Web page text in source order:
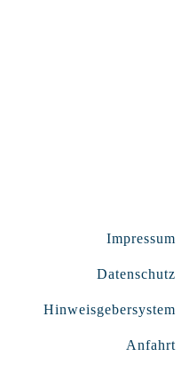
Impressum
Datenschutz
Hinweisgebersystem
Anfahrt